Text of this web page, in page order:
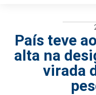
País teve
alta na
virada